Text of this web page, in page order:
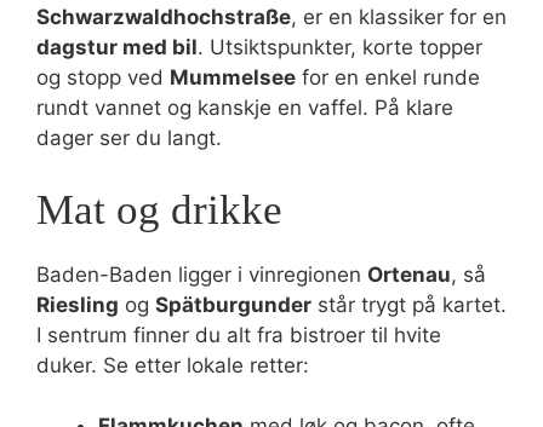
Schwarzwaldhochstraße, er en klassiker for en
dagstur med bil. Utsiktspunkter, korte topper
og stopp ved Mummelsee for en enkel runde
rundt vannet og kanskje en vaffel. På klare
dager ser du langt.
Mat og drikke
Baden-Baden ligger i vinregionen Ortenau, så
Riesling og Spätburgunder står trygt på kartet.
I sentrum finner du alt fra bistroer til hvite
duker. Se etter lokale retter: